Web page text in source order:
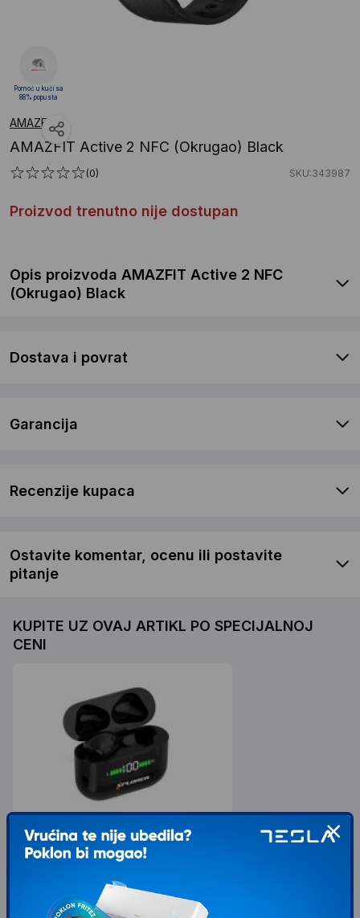
AMAZFIT
AMAZFIT Active 2 NFC (Okrugao) Black
(0) SKU:343987
Proizvod trenutno nije dostupan
Pomoć u kući sa
88% popusta
Opis proizvoda AMAZFIT Active 2 NFC
(Okrugao) Black
Dostava i povrat
Garancija
Recenzije kupaca
Ostavite komentar, ocenu ili postavite
pitanje
KUPITE UZ OVAJ ARTIKL PO SPECIJALNOJ
CENI
XPLORER Bluetooth slušalice BTW 5.0
989,00
sa 10% popusta